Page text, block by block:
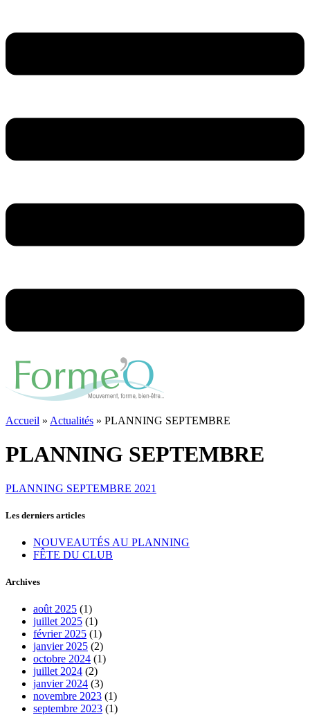
Accueil » Actualités » PLANNING SEPTEMBRE
PLANNING SEPTEMBRE
PLANNING SEPTEMBRE 2021
Les derniers articles
NOUVEAUTÉS AU PLANNING
FÊTE DU CLUB
Archives
août 2025 (1)
juillet 2025 (1)
février 2025 (1)
janvier 2025 (2)
octobre 2024 (1)
juillet 2024 (2)
janvier 2024 (3)
novembre 2023 (1)
septembre 2023 (1)